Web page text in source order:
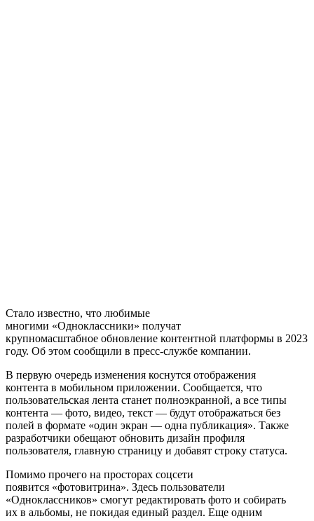
Стало известно, что любимые
многими «Одноклассники» получат
крупномасштабное обновление контентной платформы в 2023
году. Об этом сообщили в пресс-службе компании.
В первую очередь изменения коснутся отображения
контента в мобильном приложении. Сообщается, что
пользовательская лента станет полноэкранной, а все типы
контента — фото, видео, текст — будут отображаться без
полей в формате «один экран — одна публикация». Также
разработчики обещают обновить дизайн профиля
пользователя, главную страницу и добавят строку статуса.
Помимо прочего на просторах соцсети
появится «фотовитрина». Здесь пользователи
«Одноклассников» смогут редактировать фото и собирать
их в альбомы, не покидая единый раздел. Еще одним